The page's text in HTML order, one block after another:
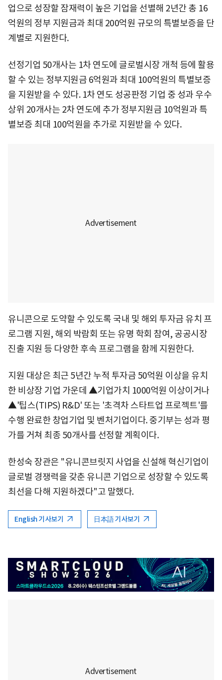
업으로 성장할 잠재력이 높은 기업을 선별해 2년간 총 16
억원의 정부 지원금과 최대 200억원 규모의 특별보증을 단
계별로 지원한다.
선정기업 50개사는 1차 연도에 글로벌시장 개척 등에 활용
할 수 있는 정부지원금 6억원과 최대 100억원의 특별보증
을 지원받을 수 있다. 1차 연도 성공판정 기업 중 성과 우수
상위 20개사는 2차 연도에 추가 정부지원금 10억원과 특
별보증 최대 100억원을 추가로 지원받을 수 있다.
유니콘으로 도약할 수 있도록 국내 및 해외 투자금 유치 프
로그램 지원, 해외 박람회 또는 유명 학회 참여, 공공시장
진출 지원 등 다양한 후속 프로그램을 함께 지원한다.
지원 대상은 최근 5년간 누적 투자금 50억원 이상을 유치
한 비상장 기업 가운데 ▲기업가치 1000억원 이상이거나
▲'팁스(TIPS) R&D' 또는 '초격차 스타트업 프로젝트'를
수행 완료한 창업기업 및 벤처기업이다. 중기부는 성과 평
가를 거쳐 최종 50개사를 선정할 계획이다.
한성숙 장관은 "유니콘브릿지 사업을 신설해 혁신기업이
글로벌 경쟁력을 갖춘 유니콘 기업으로 성장할 수 있도록
최선을 다해 지원하겠다"고 말했다.
English 기사보기 日本語 기사보기